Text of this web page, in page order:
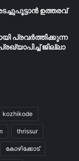
ഉത്തരവ്
പ്രവര്‍ത്തിക്കുന്ന
ജില്ലാ
kozhikode
thrissur
കോഴിക്കോട്